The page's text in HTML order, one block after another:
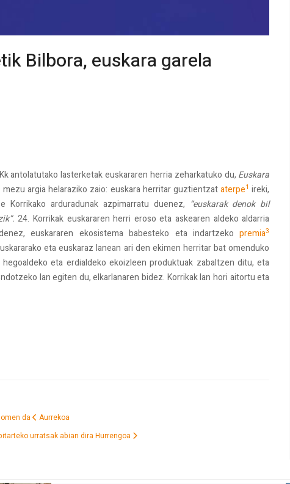
Bilbora, euskara garela
antolatutako lasterketak euskararen herria zeharkatuko du, Euskara
argia helaraziko zaio: euskara herritar guztientzataterpe1 ireki,
arduradunak azpimarratu duenez, “euskarak denok bil
24. Korrikak euskararen herri eroso eta askearen aldeko aldarria
euskararen ekosistema babesteko eta indartzekopremia3
eta euskaraz lanean ari den ekimen herritar bat omenduko
eta erdialdeko ekoizleen produktuak zabaltzen ditu, eta
lan egiten du, elkarlanaren bidez. Korrikak lan hori aitortu eta
da
Aurrekoa
urratsak abian dira Hurrengoa